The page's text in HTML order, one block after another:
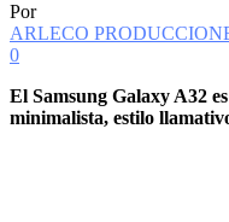
Por
ARLECO
0
El Samsung Galaxy A32
minimalista, estilo